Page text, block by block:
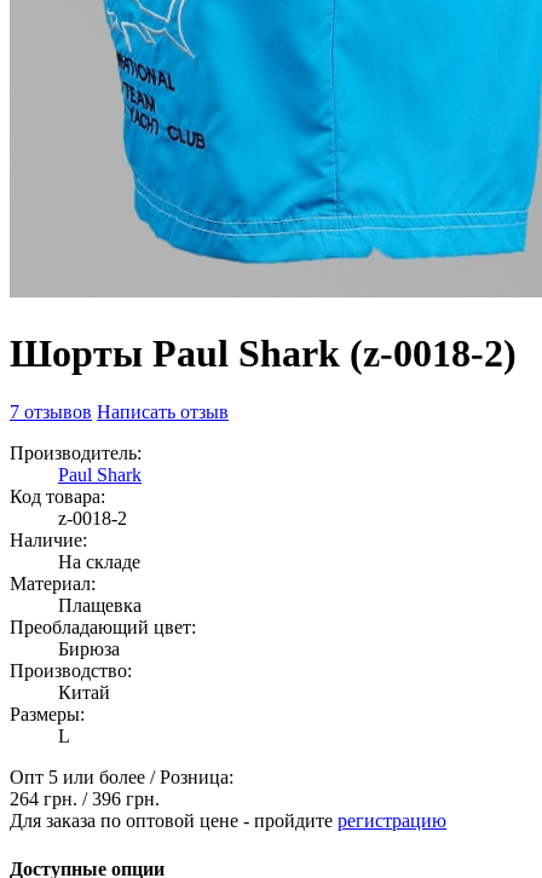
Шорты Paul Shark (z-0018-2)
7 отзывов Написать отзыв
Производитель:
Paul Shark
Код товара:
z-0018-2
Наличие:
На складе
Материал:
Плащевка
Преобладающий цвет:
Бирюза
Производство:
Китай
Размеры:
L
Опт 5 или более / Розница:
264 грн. /396 грн.
Для заказа по оптовой цене - пройдите регистрацию
Доступные опции